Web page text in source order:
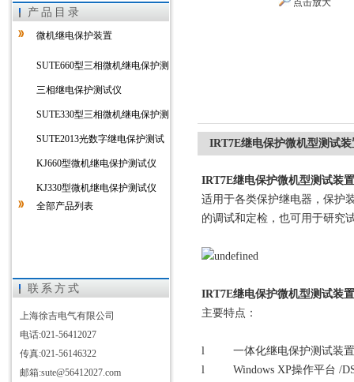
上海徐吉电气有限公司
产品目录
微机继电保护装置
SUTE660型三相微机继电保护测
三相继电保护测试仪
SUTE330型三相微机继电保护测
SUTE2013光数字继电保护测试
KJ660型微机继电保护测试仪
KJ330型微机继电保护测试仪
全部产品列表
联系方式
上海徐吉电气有限公司
电话:021-56412027
传真:021-56146322
邮箱:sute@56412027.com
点击放大
IRT7E继电保护微机型测试装
IRT7E继电保护微机型测试装置
适用于各类保护继电器，保护
的调试和定检，也可用于研究
IRT7E继电保护微机型测试装置
主要特点：
l 一体化继电保护测试装置
l Windows XP操作平台 /